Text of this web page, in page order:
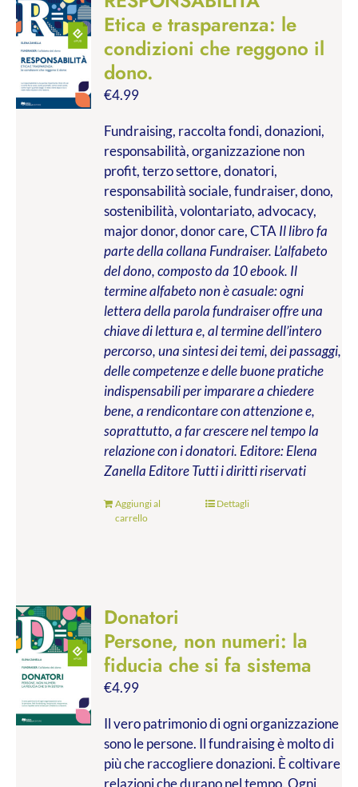
Etica e trasparenza: le
condizioni che reggono il
dono.
€4.99
Fundraising, raccolta fondi, donazioni,
responsabilità, organizzazione non
profit, terzo settore, donatori,
responsabilità sociale, fundraiser, dono,
sostenibilità, volontariato, advocacy,
major donor, donor care, CTA Il libro fa
parte della collana Fundraiser. L’alfabeto
del dono, composto da 10 ebook. Il
termine alfabeto non è casuale: ogni
lettera della parola fundraiser offre una
chiave di lettura e, al termine dell’intero
percorso, una sintesi dei temi, dei passaggi,
delle competenze e delle buone pratiche
indispensabili per imparare a chiedere
bene, a rendicontare con attenzione e,
soprattutto, a far crescere nel tempo la
relazione con i donatori. Editore: Elena
Zanella EditoreTutti i diritti riservati
Aggiungi al
carrello
Dettagli
Donatori
Persone, non numeri: la
fiducia che si fa sistema
€4.99
Il vero patrimonio di ogni organizzazione
sono le persone. Il fundraising è molto di
più che raccogliere donazioni. È coltivare
relazioni che durano nel tempo. Ogni